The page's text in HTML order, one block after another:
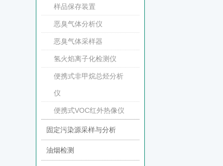
样品保存装置
恶臭气体分析仪
恶臭气体采样器
氢火焰离子化检测仪
便携式非甲烷总烃分析
仪
便携式VOC红外热像仪
固定污染源采样与分析
油烟检测